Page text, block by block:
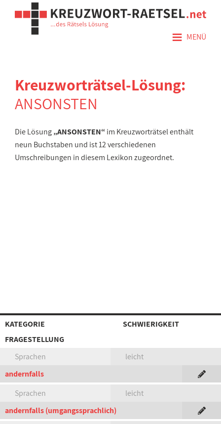
≡ MENÜ
Kreuzworträtsel-Lösung:
ANSONSTEN
Die Lösung„ANSONSTEN“ im Kreuzworträtsel enthält
neun Buchstaben und ist 12 verschiedenen
Umschreibungen in diesem Lexikon zugeordnet.
KATEGORIE
SCHWIERIGKEIT
FRAGESTELLUNG
Sprachen
leicht
andernfalls
Sprachen
leicht
andernfalls (umgangssprachlich)